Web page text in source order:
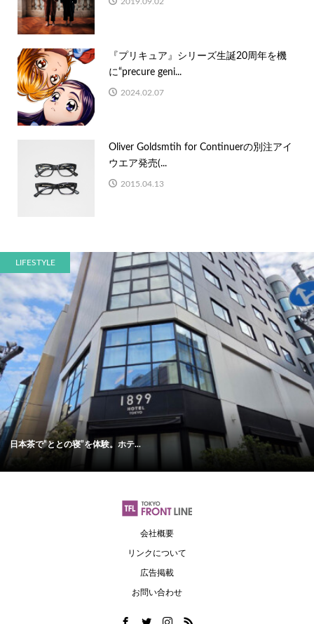
『プリキュア』シリーズ生誕20周年を機
に“precure geni...
2024.02.07
Oliver Goldsmtih for Continuerの別注アイ
ウエア発売(...
2015.04.13
LIFESTYLE
日本茶で“ととの寝”を体験。ホテ...
会社概要
リンクについて
広告掲載
お問い合わせ